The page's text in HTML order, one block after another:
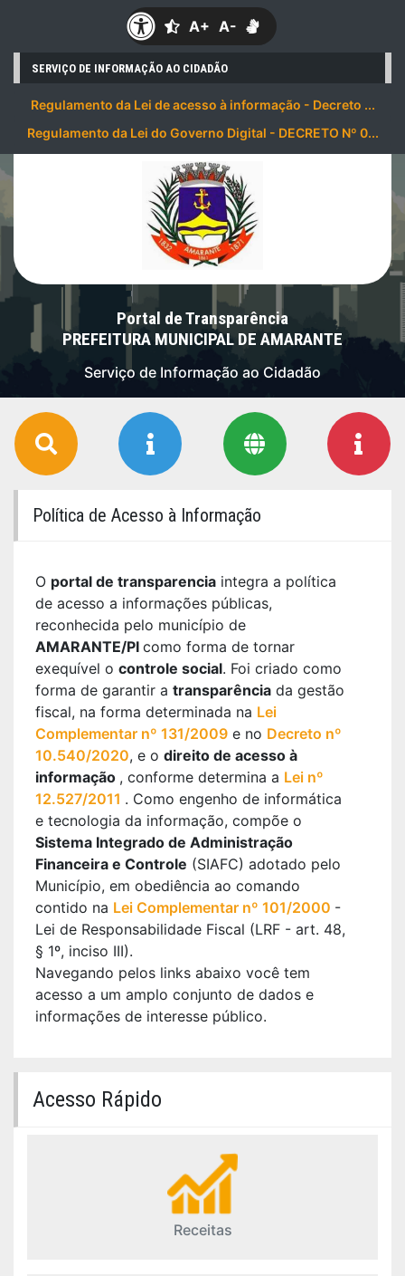
A+ A-
SERVIÇO DE INFORMAÇÃO AO CIDADÃO
Regulamento da Lei de acesso à informação - Decreto ...
Regulamento da Lei do Governo Digital - DECRETO Nº 0...
Portal de Transparência
PREFEITURA MUNICIPAL DE AMARANTE
Serviço de Informação ao Cidadão
Política de Acesso à Informação
O portal de transparencia integra a política
de acesso a informações públicas,
reconhecida pelo município de
AMARANTE/PI como forma de tornar
exequível o controle social. Foi criado como
forma de garantir a transparência da gestão
fiscal, na forma determinada na Lei
Complementar nº 131/2009 e no Decreto nº
10.540/2020, e o direito de acesso à
informação , conforme determina a Lei nº
12.527/2011 . Como engenho de informática
e tecnologia da informação, compõe o
Sistema Integrado de Administração
Financeira e Controle (SIAFC) adotado pelo
Município, em obediência ao comando
contido na Lei Complementar nº 101/2000 -
Lei de Responsabilidade Fiscal (LRF - art. 48,
§ 1º, inciso III).
Navegando pelos links abaixo você tem
acesso a um amplo conjunto de dados e
informações de interesse público.
Acesso Rápido
Receitas